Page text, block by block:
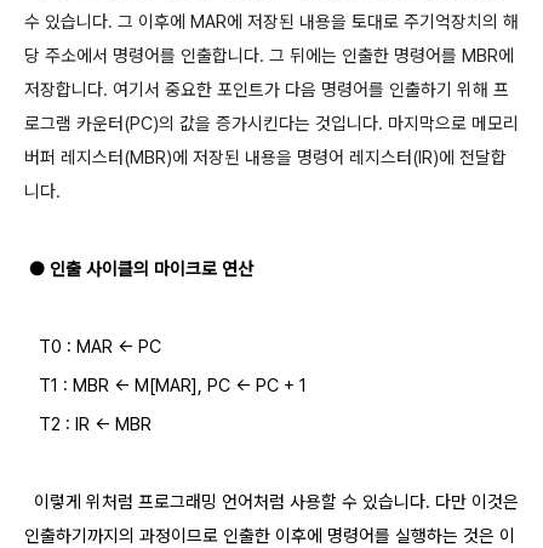
수 있습니다. 그 이후에 MAR에 저장된 내용을 토대로 주기억장치의 해
당 주소에서 명령어를 인출합니다. 그 뒤에는 인출한 명령어를 MBR에
저장합니다. 여기서 중요한 포인트가 다음 명령어를 인출하기 위해 프
로그램 카운터(PC)의 값을 증가시킨다는 것입니다. 마지막으로 메모리
버퍼 레지스터(MBR)에 저장된 내용을 명령어 레지스터(IR)에 전달합
니다.
● 인출 사이클의 마이크로 연산
T0 : MAR <- PC
T1 : MBR <- M[MAR], PC <- PC + 1
T2 : IR <- MBR
​ 이렇게 위처럼 프로그래밍 언어처럼 사용할 수 있습니다. 다만 이것은
인출하기까지의 과정이므로 인출한 이후에 명령어를 실행하는 것은 이